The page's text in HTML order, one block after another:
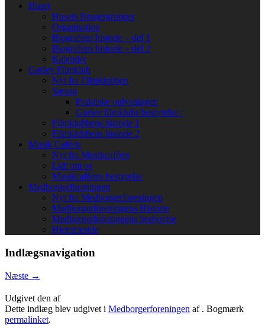
Huset
Husets Brugergrupper
Organisation
Biografens historie – del 1
Biografens historie – del 2
Kalender
Gørlev Filmklub
Nyt fra Filmklubben
Sæson
Praktiske oplysninger:
Gørlev filmklubs bestyrelse :
Filmklubbens historie 1
Filmklubbens historie 2
Musik Caféen
Nyt fra Musikcaféen
Lidt om os
Musikcaféens bestyrelse
Medborgerforeningen
Nyt fra Medborgerforeningen
Medborgerforeningens Historie
Medborgerforeningens bestyrelse
Hjemmeside
Indlægsnavigation
Næste →
Udgivet den af
Dette indlæg blev udgivet i Medborgerforeningen af . Bogmærk
permalinket.